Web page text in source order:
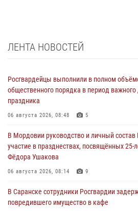
ЛЕНТА НОВОСТЕЙ
Росгвардейцы выполнили в полном
общественного порядка в период
праздника
06 августа 2026, 08:48 5
В Мордовии руководство и личный состав
участие в празднествах, посвящённых 25-
Фёдора Ушакова
06 августа 2026, 08:14 9
В Саранске сотрудники Росгвардии
повредившего имущество в кафе